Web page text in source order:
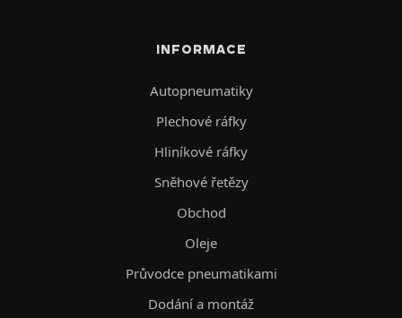
INFORMACE
Autopneumatiky
Plechové ráfky
Hliníkové ráfky
Sněhové řetězy
Obchod
Oleje
Průvodce pneumatikami
Dodání a montáž